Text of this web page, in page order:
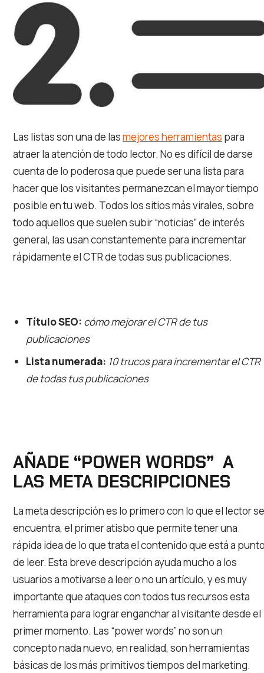
Las listas son una de lasmejores herramientas para
atraer la atención de todo lector. No es difícil de darse
cuenta de lo poderosa que puede ser una lista para
hacer que los visitantes permanezcan el mayor tiempo
posible en tu web. Todos los sitios más virales, sobre
todo aquellos que suelen subir “noticias” de interés
general, las usan constantemente para incrementar
rápidamente el CTR de todas sus publicaciones.
Título SEO: cómo mejorar el CTR de tus
publicaciones
Lista numerada: 10 trucos para incrementar el CTR
de todas tus publicaciones
AÑADE “POWER WORDS” A
LAS META DESCRIPCIONES
La meta descripción es lo primero con lo que el lector se
encuentra, el primer atisbo que permite tener una
rápida idea de lo que trata el contenido que está a
de leer. Esta breve descripción ayuda mucho a los
usuarios a motivarse a leer o no un artículo, y es muy
importante que ataques con todos tus recursos esta
herramienta para lograr enganchar al visitante desde el
primer momento. Las “power words” no son un
concepto nada nuevo, en realidad, son herramientas
básicas de los más primitivos tiempos del marketing.